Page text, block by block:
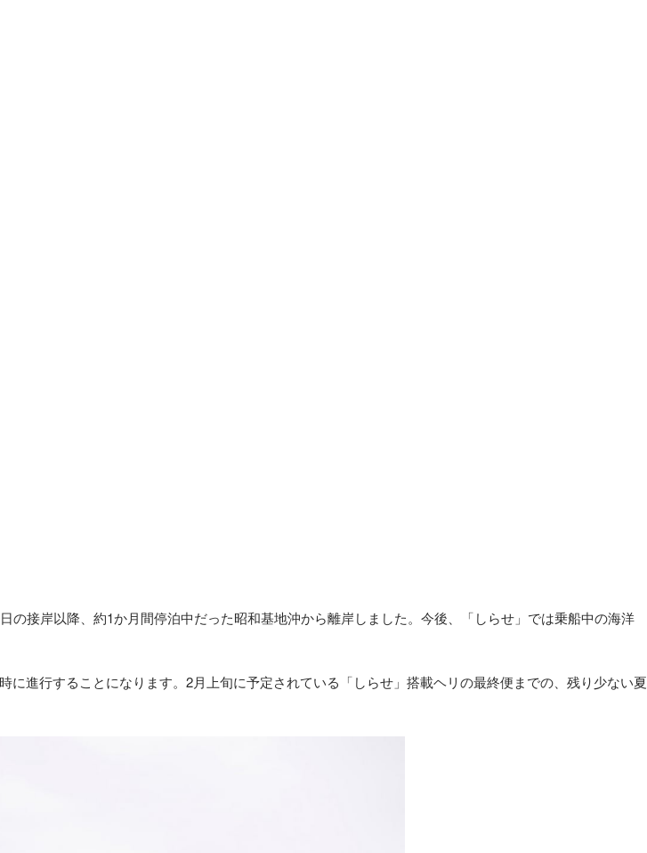
接岸以降、約1か月間停泊中だった昭和基地沖から離岸しました。今後、「しらせ」では乗船中の海洋
進行することになります。2月上旬に予定されている「しらせ」搭載ヘリの最終便までの、残り少ない夏